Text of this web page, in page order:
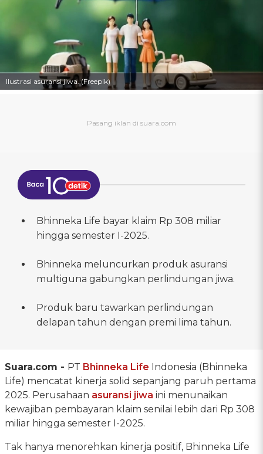
Ilustrasi asuransi jiwa. (Freepik)
Bhinneka Life bayar klaim Rp 308 miliar
hingga semester I-2025.
Bhinneka meluncurkan produk asuransi
multiguna gabungkan perlindungan jiwa.
Produk baru tawarkan perlindungan
delapan tahun dengan premi lima tahun.
Suara.com - PT Bhinneka Life Indonesia (Bhinneka
Life) mencatat kinerja solid sepanjang paruh pertama
2025. Perusahaan asuransi jiwa ini menunaikan
kewajiban pembayaran klaim senilai lebih dari Rp 308
miliar hingga semester I-2025.
Tak hanya menorehkan kinerja positif, Bhinneka Life